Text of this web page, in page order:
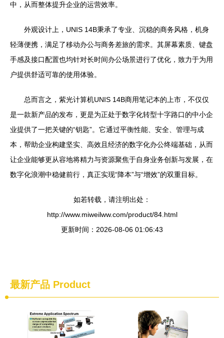
中，从而整体提升企业的运营效率。
外观设计上，UNIS 14B秉承了专业、沉稳的商务风格，机身
轻薄便携，满足了移动办公与商务差旅的需求。其屏幕素质、键盘
手感及接口配置也均针对长时间办公场景进行了优化，致力于为用
户提供舒适可靠的使用体验。
总而言之，紫光计算机UNIS 14B商用笔记本的上市，不仅仅
是一款新产品的发布，更是为正处于数字化转型十字路口的中小企
业提供了一把关键的“钥匙”。它通过平衡性能、安全、管理与成
本，帮助企业构建坚实、高效且经济的数字化办公终端基础，从而
让企业能够更从容地将精力与资源聚焦于自身业务创新与发展，在
数字化浪潮中稳健前行，真正实现“降本”与“增效”的双重目标。
如若转载，请注明出处：
http://www.miweilww.com/product/84.html
更新时间：2026-08-06 01:06:43
最新产品 Product